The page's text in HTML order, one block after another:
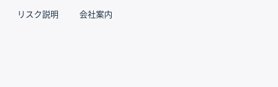
リスク説明 会社案内